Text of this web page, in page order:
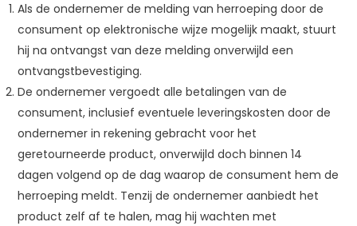
Als de ondernemer de melding van herroeping door de
consument op elektronische wijze mogelijk maakt, stuurt
hij na ontvangst van deze melding onverwijld een
ontvangstbevestiging.
De ondernemer vergoedt alle betalingen van de
consument, inclusief eventuele leveringskosten door de
ondernemer in rekening gebracht voor het
geretourneerde product, onverwijld doch binnen 14
dagen volgend op de dag waarop de consument hem de
herroeping meldt. Tenzij de ondernemer aanbiedt het
product zelf af te halen, mag hij wachten met